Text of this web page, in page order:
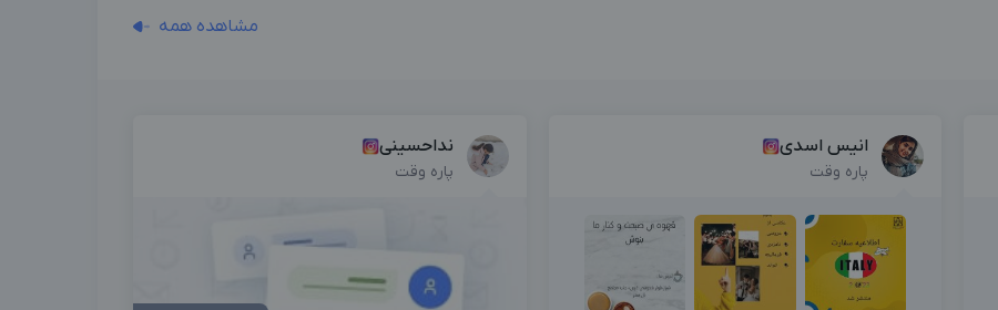
مشاهده همه
انیس اسدی
پاره وقت
نداحسینی
پاره وقت